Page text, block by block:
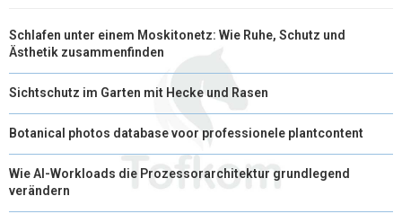
Schlafen unter einem Moskitonetz: Wie Ruhe, Schutz und
Ästhetik zusammenfinden
Sichtschutz im Garten mit Hecke und Rasen
Botanical photos database voor professionele plantcontent
Wie AI-Workloads die Prozessorarchitektur grundlegend
verändern